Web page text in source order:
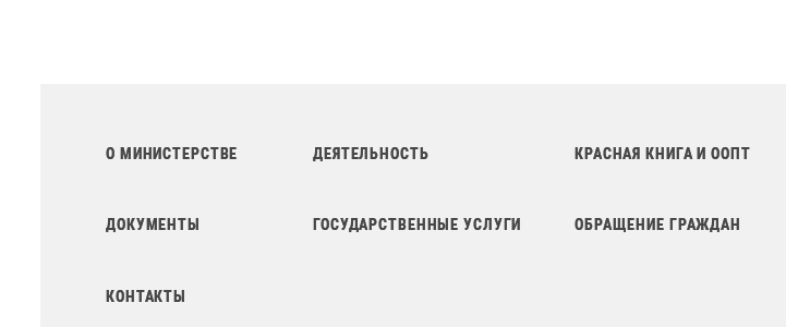
О МИНИСТЕРСТВЕ ДЕЯТЕЛЬНОСТЬ КРАСНАЯ КНИГА И ООПТ
ДОКУМЕНТЫ ГОСУДАРСТВЕННЫЕ УСЛУГИ ОБРАЩЕНИЕ ГРАЖДАН
КОНТАКТЫ